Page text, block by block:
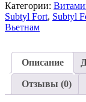
Категории:
Subtyl Fort, Subtyl
Вьетнам
Описание
Отзывы (0)